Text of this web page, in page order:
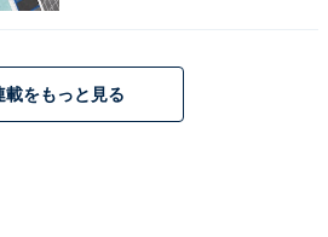
平和町5丁目73-3
「半田中央インター」から約1
載をもっと見る